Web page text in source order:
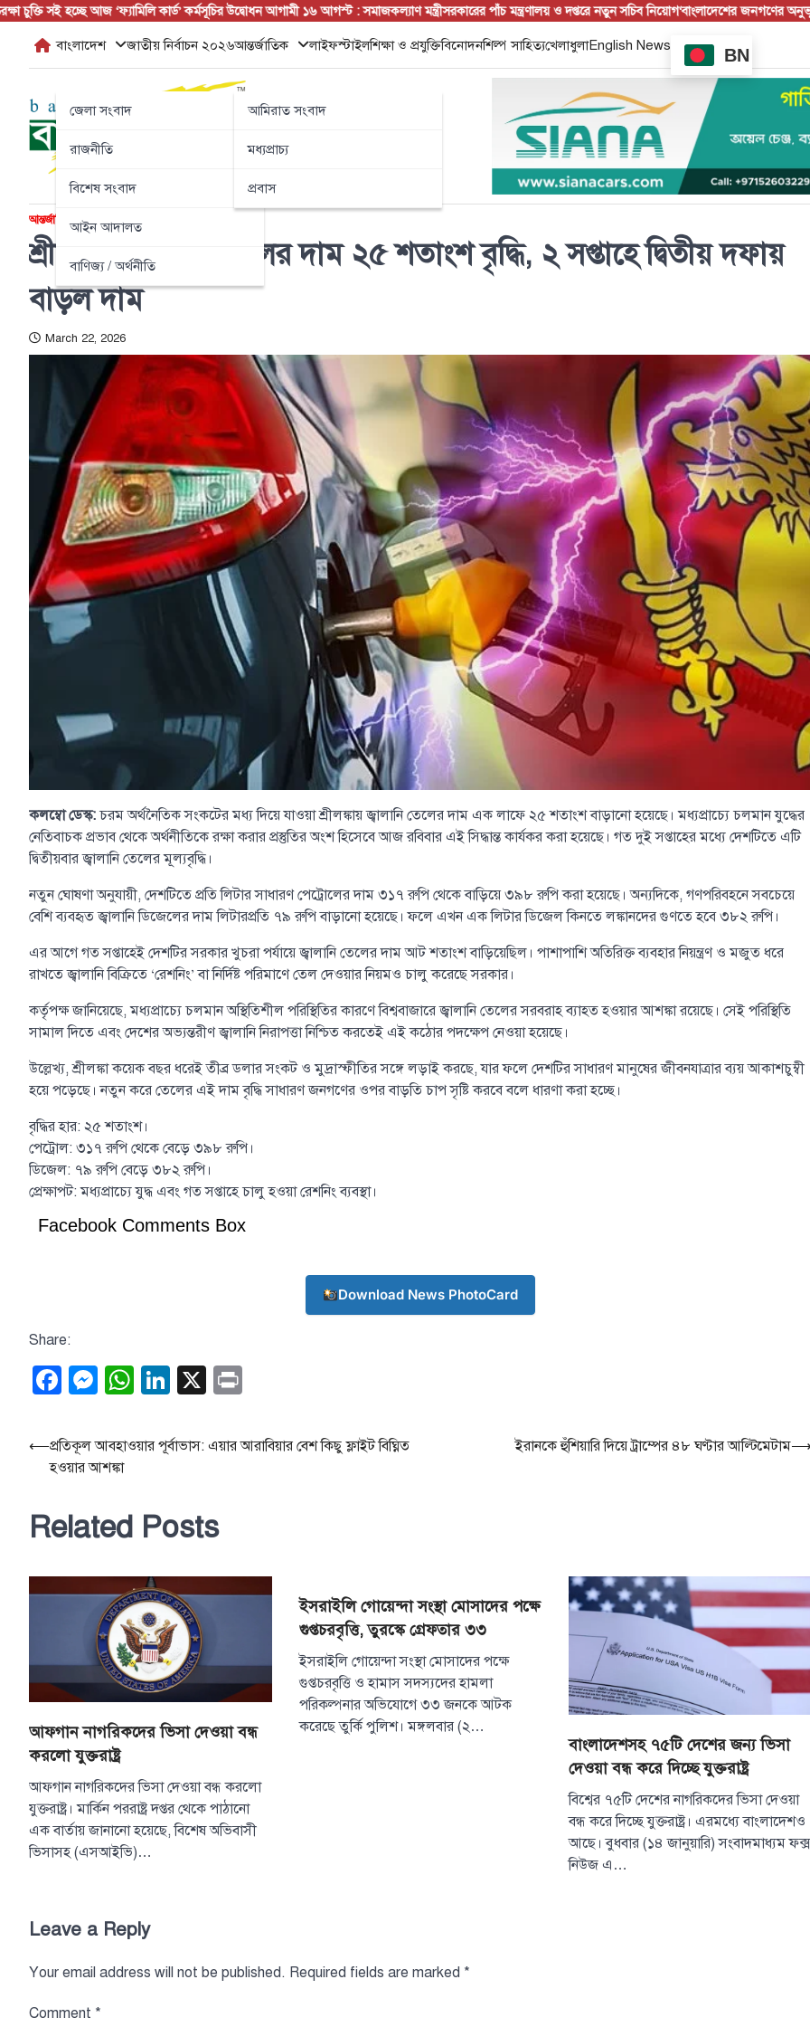
Skip
content
সই হচ্ছে আজ‘ফ্যামিলি কার্ড’ কর্মসূচির উদ্বোধন আগামী ১৬ আগস্ট : সমাজকল্যাণ মন্ত্রীসরকারের পাঁচ মন্ত্রণালয় ও দপ্তরে নতুন সচিব নিয়োগ‘বাংলাদেশের জনগণের অনুভূতির
বাংলাদেশ
জেলা সংবাদ
রাজনীতি
বিশেষ সংবাদ
আইন আদালত
বাণিজ্য / অর্থনীতি
জাতীয় নির্বাচন ২০২৬আন্তর্জাতিক
আমিরাত সংবাদ
মধ্যপ্রাচ্য
প্রবাস
লাইফস্টাইলশিক্ষা ও প্রযুক্তিবিনোদনশিল্প সাহিত্যখেলাধুলাEnglish News
BN
আন্তর্জাতিক বাণিজ্য / অর্থনীতি
শ্রীলঙ্কায় জ্বালানি তেলের দাম ২৫ শতাংশ বৃদ্ধি, ২ সপ্তাহে দ্বিতীয় দফায়
বাড়ল দাম
March 22, 2026
কলম্বো ডেস্ক: চরম অর্থনৈতিক সংকটের মধ্য দিয়ে যাওয়া শ্রীলঙ্কায় জ্বালানি তেলের দাম এক লাফে ২৫ শতাংশ বাড়ানো হয়েছে। মধ্যপ্রাচ্যে চলমান যুদ্ধের
নেতিবাচক প্রভাব থেকে অর্থনীতিকে রক্ষা করার প্রস্তুতির অংশ হিসেবে আজ রবিবার এই সিদ্ধান্ত কার্যকর করা হয়েছে। গত দুই সপ্তাহের মধ্যে দেশটিতে এটি
দ্বিতীয়বার জ্বালানি তেলের মূল্যবৃদ্ধি।
নতুন ঘোষণা অনুযায়ী, দেশটিতে প্রতি লিটার সাধারণ পেট্রোলের দাম ৩১৭ রুপি থেকে বাড়িয়ে ৩৯৮ রুপি করা হয়েছে। অন্যদিকে, গণপরিবহনে সবচেয়ে
বেশি ব্যবহৃত জ্বালানি ডিজেলের দাম লিটারপ্রতি ৭৯ রুপি বাড়ানো হয়েছে। ফলে এখন এক লিটার ডিজেল কিনতে লঙ্কানদের গুণতে হবে ৩৮২ রুপি।
এর আগে গত সপ্তাহেই দেশটির সরকার খুচরা পর্যায়ে জ্বালানি তেলের দাম আট শতাংশ বাড়িয়েছিল। পাশাপাশি অতিরিক্ত ব্যবহার নিয়ন্ত্রণ ও মজুত ধরে
রাখতে জ্বালানি বিক্রিতে ‘রেশনিং’ বা নির্দিষ্ট পরিমাণে তেল দেওয়ার নিয়মও চালু করেছে সরকার।
কর্তৃপক্ষ জানিয়েছে, মধ্যপ্রাচ্যে চলমান অস্থিতিশীল পরিস্থিতির কারণে বিশ্ববাজারে জ্বালানি তেলের সরবরাহ ব্যাহত হওয়ার আশঙ্কা রয়েছে। সেই পরিস্থিতি
সামাল দিতে এবং দেশের অভ্যন্তরীণ জ্বালানি নিরাপত্তা নিশ্চিত করতেই এই কঠোর পদক্ষেপ নেওয়া হয়েছে।
উল্লেখ্য, শ্রীলঙ্কা কয়েক বছর ধরেই তীব্র ডলার সংকট ও মুদ্রাস্ফীতির সঙ্গে লড়াই করছে, যার ফলে দেশটির সাধারণ মানুষের জীবনযাত্রার ব্যয় আকাশচুম্বী
হয়ে পড়েছে। নতুন করে তেলের এই দাম বৃদ্ধি সাধারণ জনগণের ওপর বাড়তি চাপ সৃষ্টি করবে বলে ধারণা করা হচ্ছে।
বৃদ্ধির হার: ২৫ শতাংশ।
পেট্রোল: ৩১৭ রুপি থেকে বেড়ে ৩৯৮ রুপি।
ডিজেল: ৭৯ রুপি বেড়ে ৩৮২ রুপি।
প্রেক্ষাপট: মধ্যপ্রাচ্যে যুদ্ধ এবং গত সপ্তাহে চালু হওয়া রেশনিং ব্যবস্থা।
Facebook Comments Box
Download News PhotoCard
Share:
Facebook
Messenger
WhatsApp
LinkedIn
X
Post
navigation
⟵প্রতিকূল আবহাওয়ার পূর্বাভাস: এয়ার আরাবিয়ার বেশ কিছু ফ্লাইট বিঘ্নিত
হওয়ার আশঙ্কা
ইরানকে হুঁশিয়ারি দিয়ে ট্রাম্পের ৪৮ ঘণ্টার আল্টিমেটাম⟶
Related Posts
আফগান নাগরিকদের ভিসা দেওয়া বন্ধ
করলো যুক্তরাষ্ট্র
আফগান নাগরিকদের ভিসা দেওয়া বন্ধ করলো
যুক্তরাষ্ট্র। মার্কিন পররাষ্ট্র দপ্তর থেকে পাঠানো
এক বার্তায় জানানো হয়েছে, বিশেষ অভিবাসী
ভিসাসহ (এসআইভি)…
ইসরাইলি গোয়েন্দা সংস্থা মোসাদের পক্ষে
গুপ্তচরবৃত্তি, তুরস্কে গ্রেফতার ৩৩
ইসরাইলি গোয়েন্দা সংস্থা মোসাদের পক্ষে
গুপ্তচরবৃত্তি ও হামাস সদস্যদের হামলা
পরিকল্পনার অভিযোগে ৩৩ জনকে আটক
করেছে তুর্কি পুলিশ। মঙ্গলবার (২…
বাংলাদেশসহ ৭৫টি দেশের জন্য ভিসা
দেওয়া বন্ধ করে দিচ্ছে যুক্তরাষ্ট্র
বিশ্বের ৭৫টি দেশের নাগরিকদের ভিসা দেওয়া
বন্ধ করে দিচ্ছে যুক্তরাষ্ট্র। এরমধ্যে বাংলাদেশও
আছে। বুধবার (১৪ জানুয়ারি) সংবাদমাধ্যম ফক্স
নিউজ এ…
Leave a Reply
Your email address will not be published. Required fields are marked *
Comment *